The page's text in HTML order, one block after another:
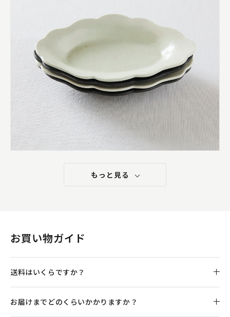
もっと見る
お買い物ガイド
送料はいくらですか？
お届けまでどのくらいかかりますか？